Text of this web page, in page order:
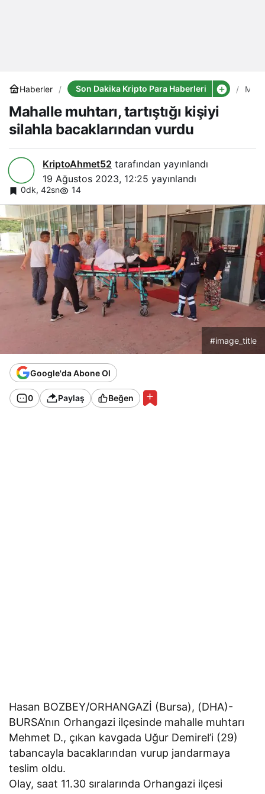
Haberler Son Dakika Kripto Para Haberleri
Mahalle muhtarı, tartıştığı kişiyi
silahla bacaklarından vurdu
KriptoAhmet52 tarafından yayınlandı
19 Ağustos 2023, 12:25 yayınlandı
0dk, 42sn 14
#image_title
Google'da Abone Ol
0 Paylaş Beğen
Hasan BOZBEY/ORHANGAZİ (Bursa), (DHA)-
BURSA’nın Orhangazi ilçesinde mahalle muhtarı
Mehmet D., çıkan kavgada Uğur Demirel’i (29)
tabancayla bacaklarından vurup jandarmaya
teslim oldu.
Olay, saat 11.30 sıralarında Orhangazi ilçesi